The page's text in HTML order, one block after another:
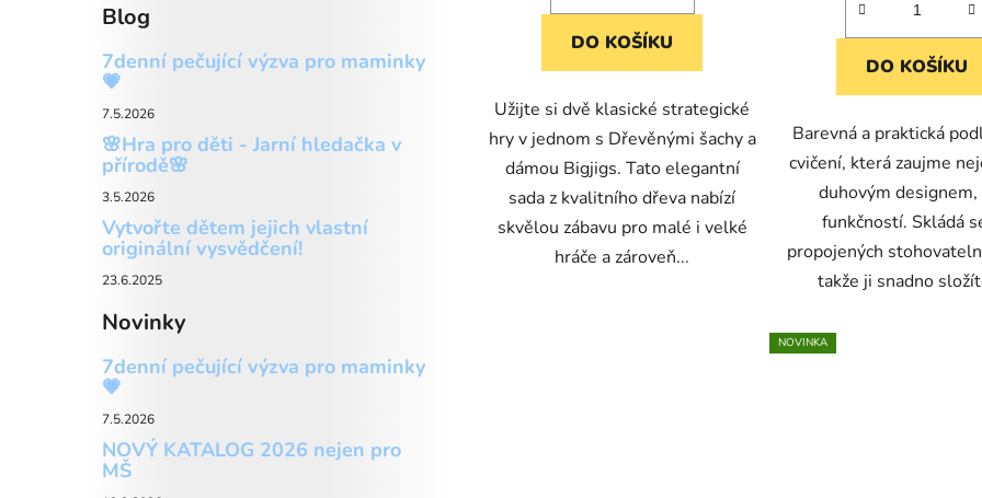
Blog
7denní pečující výzva pro maminky
💗
7.5.2026
🌸Hra pro děti - Jarní hledačka v
přírodě🌸
3.5.2026
Vytvořte dětem jejich vlastní
originální vysvědčení!
23.6.2025
Novinky
7denní pečující výzva pro maminky
💗
7.5.2026
NOVÝ KATALOG 2026 nejen pro
MŠ
DO KOŠÍKU
Užijte si dvě klasické strategické
hry v jednom s Dřevěnými šachy a
dámou Bigjigs. Tato elegantní
sada z kvalitního dřeva nabízí
skvělou zábavu pro malé i velké
hráče a zároveň...
DO KOŠÍKU
Barevná a praktická
cvičení, která zaujme
duhovým designem,
funkčností. Skládá
propojených
takže ji snadno
NOVINKA